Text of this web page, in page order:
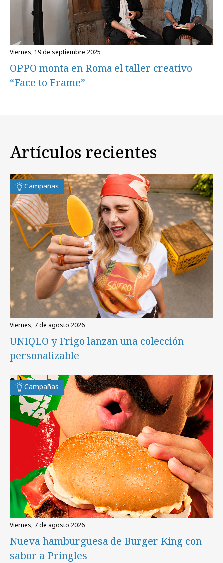
viernes, 19 de septiembre 2025
OPPO monta en Roma el taller creativo
“Face to Frame”
Artículos recientes
Campañas
viernes, 7 de agosto 2026
UNIQLO y Frigo lanzan una colección
personalizable
Campañas
viernes, 7 de agosto 2026
Nueva hamburguesa de Burger King con
sabor a Pringles